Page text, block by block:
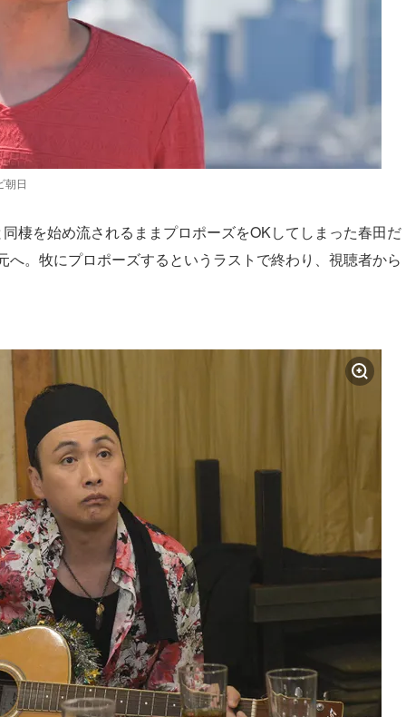
朝日
棲を始め流されるままプロポーズをOKしてしまった春田だ
。牧にプロポーズするというラストで終わり、視聴者から